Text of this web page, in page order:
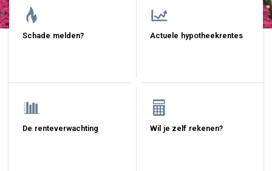
Schade melden? Actuele hypotheekrentes
De renteverwachting Wil je zelf rekenen?